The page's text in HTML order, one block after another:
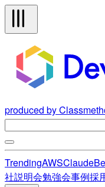
produced by
TrendingAWSClaude
社説明会勉強会事例採